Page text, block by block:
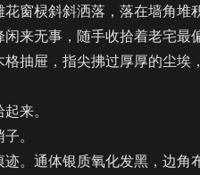
棂斜斜洒落，落在墙角堆
来无事，随手收拾着老宅最
抽屉，指尖拂过厚厚的尘埃
来。
。
通体银质氧化发黑，边角